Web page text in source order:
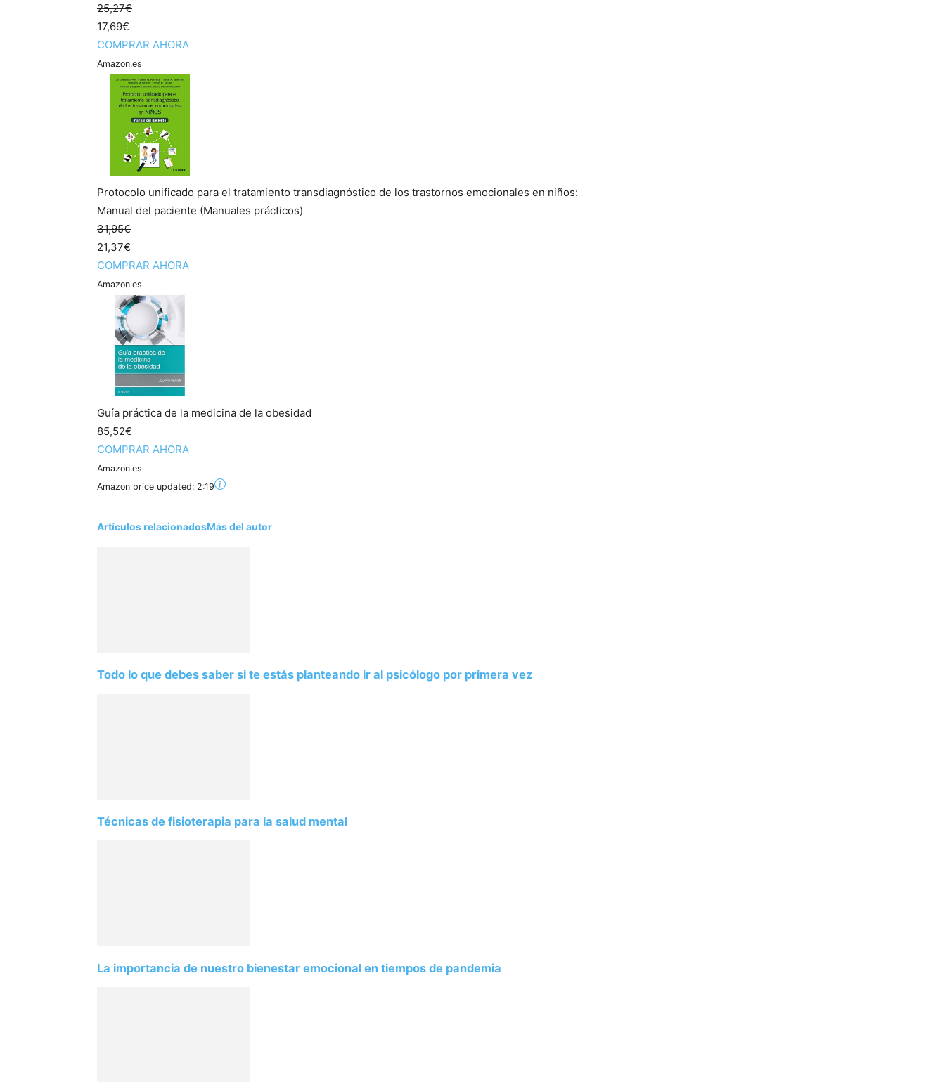
25,27€
17,69€
COMPRAR AHORA
Amazon.es
Protocolo unificado para el tratamiento transdiagnóstico de los trastornos emocionales en niños:
Manual del paciente (Manuales prácticos)
31,95€
21,37€
COMPRAR AHORA
Amazon.es
Guía práctica de la medicina de la obesidad
85,52€
COMPRAR AHORA
Amazon.es
Amazon price updated: 2:19
Artículos relacionadosMás del autor
Todo lo que debes saber si te estás planteando ir al psicólogo por primera vez
Técnicas de fisioterapia para la salud mental
La importancia de nuestro bienestar emocional en tiempos de pandemia